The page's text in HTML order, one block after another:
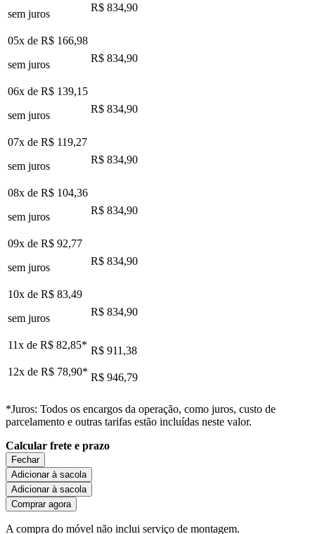
sem juros
R$ 834,90
05x de R$ 166,98
sem juros
R$ 834,90
06x de R$ 139,15
sem juros
R$ 834,90
07x de R$ 119,27
sem juros
R$ 834,90
08x de R$ 104,36
sem juros
R$ 834,90
09x de R$ 92,77
sem juros
R$ 834,90
10x de R$ 83,49
sem juros
R$ 834,90
11x de R$ 82,85* R$ 911,38
12x de R$ 78,90* R$ 946,79
*Juros: Todos os encargos da operação, como juros, custo de
parcelamento e outras tarifas estão incluídas neste valor.
Calcular frete e prazo
Fechar
Adicionar à sacola
Adicionar à sacola
Comprar agora
A compra do móvel não inclui serviço de montagem.